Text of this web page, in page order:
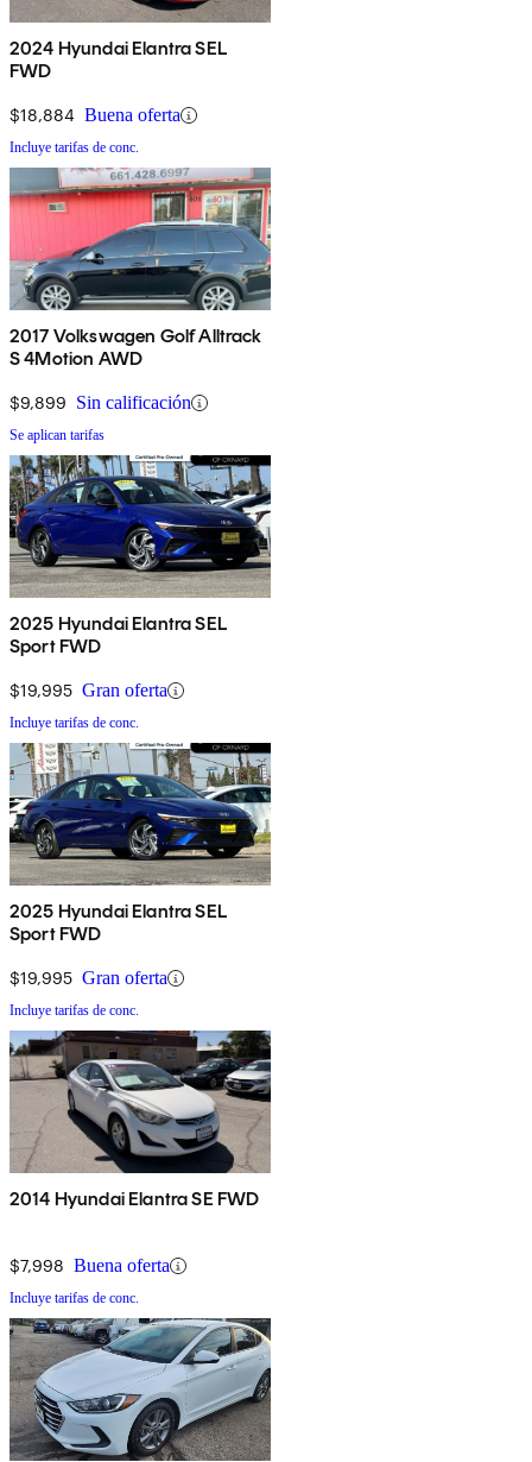
2024 Hyundai Elantra SEL
FWD
$18,884 Buena oferta
Incluye tarifas de conc.
2017 Volkswagen Golf Alltrack
S 4Motion AWD
$9,899 Sin calificación
Se aplican tarifas
2025 Hyundai Elantra SEL
Sport FWD
$19,995 Gran oferta
Incluye tarifas de conc.
2025 Hyundai Elantra SEL
Sport FWD
$19,995 Gran oferta
Incluye tarifas de conc.
2014 Hyundai Elantra SE FWD
$7,998 Buena oferta
Incluye tarifas de conc.